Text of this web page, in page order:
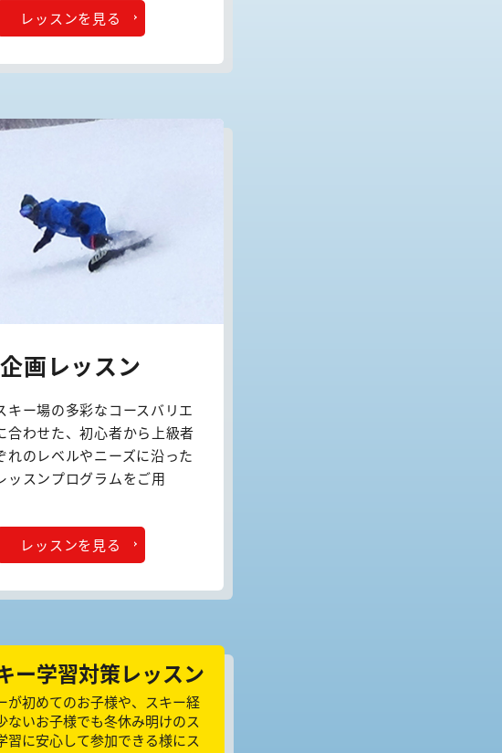
レッスンを見る
企画レッスン
キー場の多彩なコースバリエ
合わせた、初心者から上級者
れのレベルやニーズに沿った
ッスンプログラムをご用
レッスンを見る
ー学習対策レッスン
が初めてのお子様や、スキー経
ないお子様でも冬休み明けのス
習に安心して参加できる様にス